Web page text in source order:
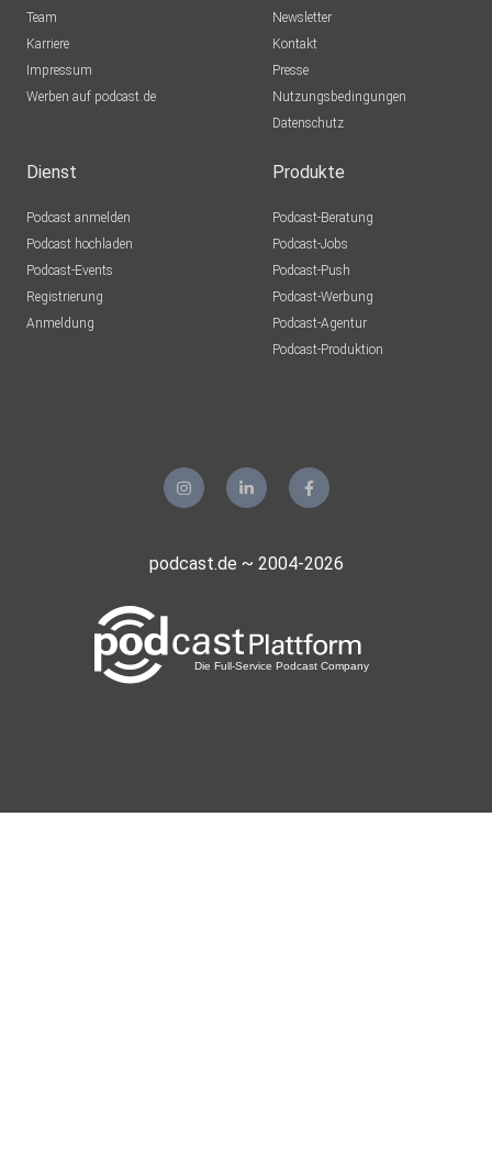
Team
Karriere
Impressum
Werben auf podcast.de
Newsletter
Kontakt
Presse
Nutzungsbedingungen
Datenschutz
Dienst
Podcast anmelden
Podcast hochladen
Podcast-Events
Registrierung
Anmeldung
Produkte
Podcast-Beratung
Podcast-Jobs
Podcast-Push
Podcast-Werbung
Podcast-Agentur
Podcast-Produktion
podcast.de ~ 2004-2026